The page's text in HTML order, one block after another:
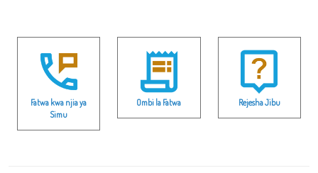
Fatwa kwa njia ya
Simu
Ombi la Fatwa Rejesha Jibu